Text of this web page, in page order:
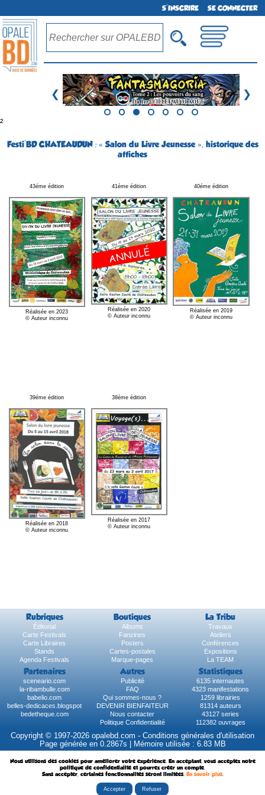
S'INSCRIRE SE CONNECTER
❮ ❯
²
Festi'BD CHATEAUDUN : « Salon du Livre Jeunesse », historique des
affiches
43éme édition
Réalisée en 2023
© Auteur inconnu
41éme édition
Réalisée en 2020
© Auteur inconnu
40éme édition
Réalisée en 2019
© Auteur inconnu
39éme édition
Réalisée en 2018
© Auteur inconnu
38éme édition
Réalisée en 2017
© Auteur inconnu
Rubriques Boutiques La Tribu
Éditorial Albums
Travaux
Carte Festivals
Fanzines
Ateliers
Carte Libraires
Posters
Conférences
Stands
Cartes-postales
Expositions
Agenda Festivals
Marque-pages La TEAM
Partenaires Autres Statistiques
sceneario.com Publicité
6135 internautes
la-ribambulle.com
FAQ
4323 manifestations
babelio.com
Qui sommes-nous ?
1259 librairies
belles-dedicaces.blogspot
DEVENIR BIENFAITEUR
81314 auteurs
bedetheque.com
Nous contacter
43127 series
Politique Confidentialité
112382 ouvrages
Copyright © 1997-2026 opalebd.com - Conditions générales d'utilisation
Page générée en 0.2867s | Mémoire utilisée : 6.83 MB
Nous utilisons des cookies pour améliorer votre expérience. En acceptant, vous acceptez notre
politique de confidentialité et pourrez créer un compte.
Sans accepter, certaines fonctionnalités seront limitées. En savoir plus.
Accepter Refuser